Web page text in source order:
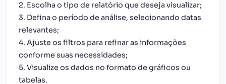
2. Escolha o tipo de relatório que deseja visualizar;
3. Defina o período de análise, selecionando datas
relevantes;
4. Ajuste os filtros para refinar as informações
conforme suas necessidades;
5. Visualize os dados no formato de gráficos ou
tabelas.